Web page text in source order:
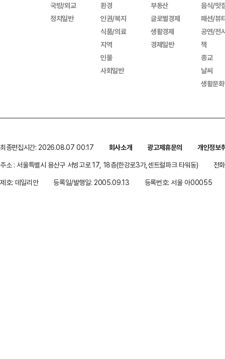
국방/외교
정치일반
환경
인권/복지
식품/의료
지역
인물
사회일반
부동산
글로벌경제
생활경제
경제일반
음식/맛
패션/뷰
공연/전
책
종교
날씨
생활문
최종편집시간: 2026.08.07 00:17 회사소개 광고제휴문의
개인정보
주소 : 서울특별시 용산구 서빙고로 17, 18층(한강로3가,센트럴파크 타워동)
전
제호: 데일리안
등록일/발행일: 2005.09.13 등록번호: 서울 아00055